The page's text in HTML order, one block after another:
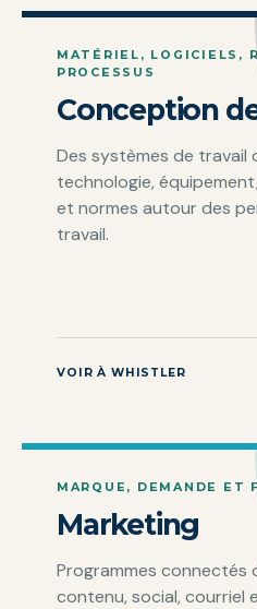
MATÉRIEL, LOGICIELS,
PROCESSUS
Conception
Des systèmes de travail
technologie,
et normes autour des
travail.
VOIR À WHISTLER
MARQUE, DEMANDE ET
Marketing
Programmes connectés
contenu, social, courriel